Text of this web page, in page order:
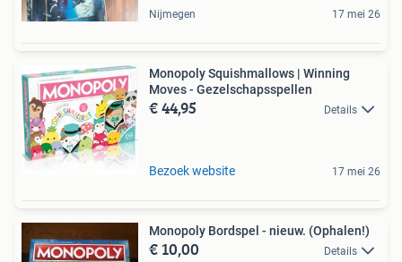
Nijmegen 17 mei 26
Monopoly Squishmallows | Winning
Moves - Gezelschapsspellen
€ 44,95 Details
Bezoek website 17 mei 26
Monopoly Bordspel - nieuw. (Ophalen!)
€ 10,00 Details